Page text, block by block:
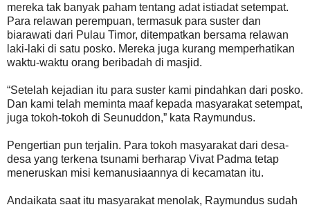
mereka tak banyak paham tentang adat istiadat setempat.
Para relawan perempuan, termasuk para suster dan
biarawati dari Pulau Timor, ditempatkan bersama relawan
laki-laki di satu posko. Mereka juga kurang memperhatikan
waktu-waktu orang beribadah di masjid.
“Setelah kejadian itu para suster kami pindahkan dari posko.
Dan kami telah meminta maaf kepada masyarakat setempat,
juga tokoh-tokoh di Seunuddon,” kata Raymundus.
Pengertian pun terjalin. Para tokoh masyarakat dari desa-
desa yang terkena tsunami berharap Vivat Padma tetap
meneruskan misi kemanusiaannya di kecamatan itu.
Andaikata saat itu masyarakat menolak, Raymundus sudah